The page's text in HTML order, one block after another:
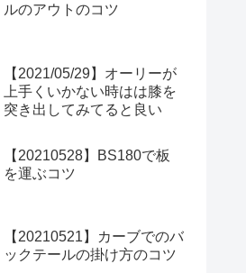
ルのアウトのコツ
【2021/05/29】オーリーが
上手くいかない時はは膝を
突き出してみてると良い
【20210528】BS180で板
を運ぶコツ
【20210521】カーブでのバ
ックテールの掛け方のコツ